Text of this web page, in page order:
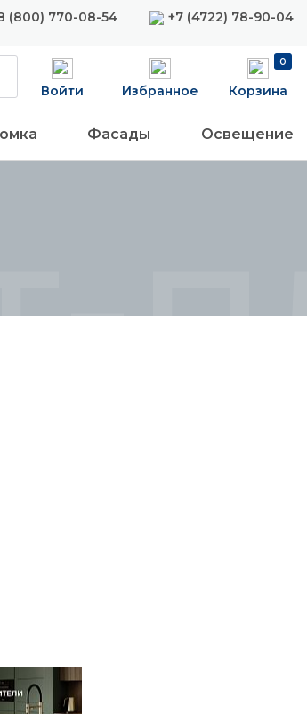
(800) 770-08-54 +7 (4722) 78-90-04
Войти Избранное
0
Корзина
Фасады Освещение